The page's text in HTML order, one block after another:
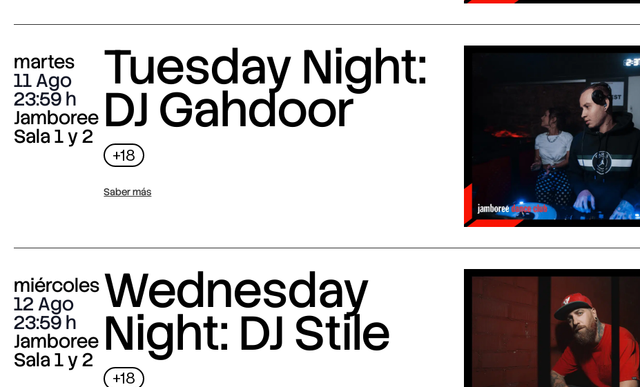
martes
11 Ago
23:59
Jamboree
Sala 1 y 2
Tuesday Night:
DJ Gahdoor
+18
Saber más
miércoles
12 Ago
23:59
Jamboree
Sala 1 y 2
Wednesday
Night: DJ Stile
+18